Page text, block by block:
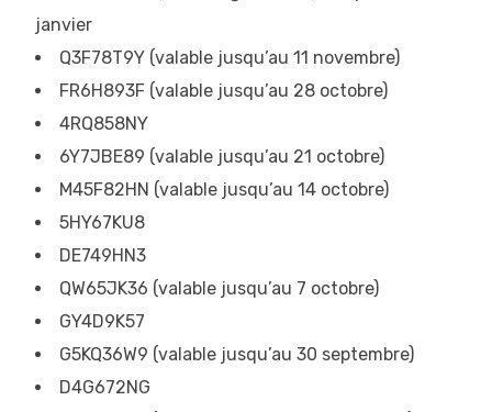
janvier
Q3F78T9Y (valable jusqu’au 11 novembre)
FR6H893F (valable jusqu’au 28 octobre)
4RQ858NY
6Y7JBE89 (valable jusqu’au 21 octobre)
M45F82HN (valable jusqu’au 14 octobre)
5HY67KU8
DE749HN3
QW65JK36 (valable jusqu’au 7 octobre)
GY4D9K57
G5KQ36W9 (valable jusqu’au 30 septembre)
D4G672NG